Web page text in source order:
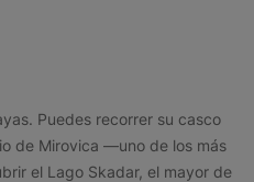
Puedes recorrer su casco
de Mirovica —uno de los más
el Lago Skadar, el mayor de